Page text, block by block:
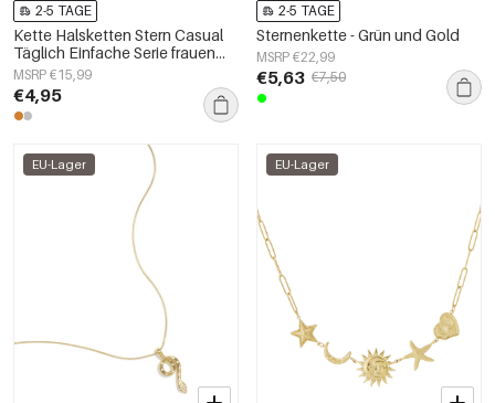
2-5 TAGE
Kette Halsketten Stern Casual
Täglich Einfache Serie frauen
schmuck
MSRP €15,99
€4,95
2-5 TAGE
Sternenkette - Grün und Gold
MSRP €22,99
€5,63 €7,50
EU-Lager EU-Lager